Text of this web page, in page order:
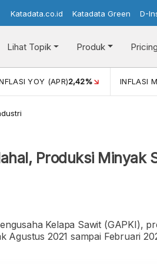
Katadata.co.id Katadata Green D-
Lihat Topik Produk Pricing
YOY (APR)2,42% INFLASI
Produksi Minyak
Kelapa Sawit (GAPKI),
Agustus 2021 sampai Februari